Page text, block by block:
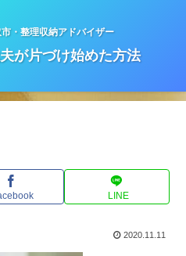
・整理収納アドバイザー
が片づけ始めた方法
LINE
2020.11.11